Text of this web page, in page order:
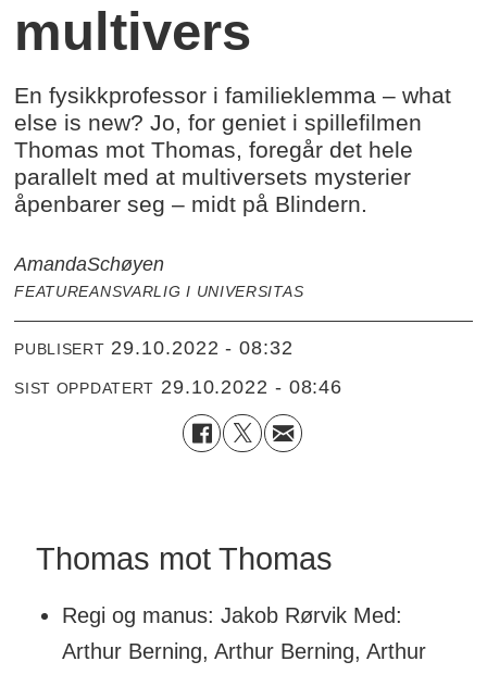
multivers
En fysikkprofessor i familieklemma – what
else is new? Jo, for geniet i spillefilmen
Thomas mot Thomas, foregår det hele
parallelt med at multiversets mysterier
åpenbarer seg – midt på Blindern.
AmandaSchøyen
FEATUREANSVARLIG I UNIVERSITAS
PUBLISERT 29.10.2022 - 08:32
SIST OPPDATERT 29.10.2022 - 08:46
Thomas mot Thomas
Regi og manus: Jakob Rørvik Med:
Arthur Berning, Arthur Berning, Arthur